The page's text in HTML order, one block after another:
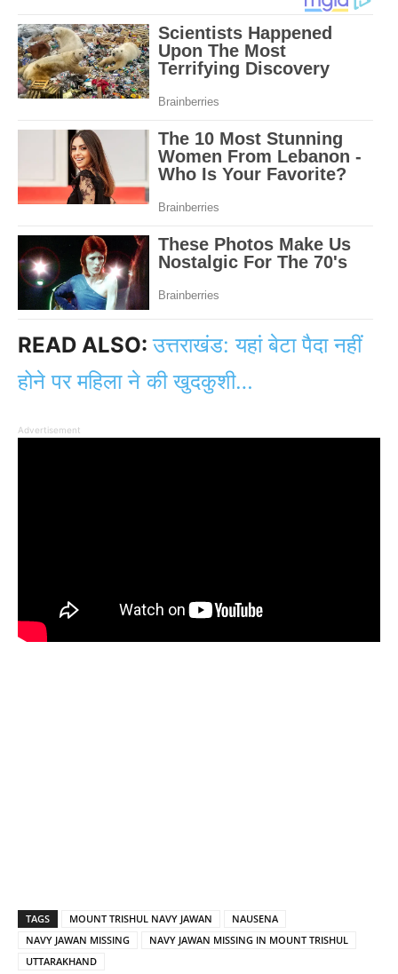
READ ALSO:उत्तराखंड: यहां बेटा पैदा नहीं
होने पर महिला ने की खुदकुशी…
Advertisement
TAGS MOUNT TRISHUL NAVY JAWAN
NAUSENA
NAVY JAWAN MISSING
NAVY JAWAN MISSING IN MOUNT TRISHUL
UTTARAKHAND